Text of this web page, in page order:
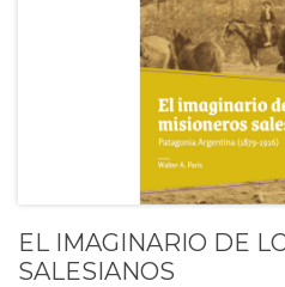
EL IMAGINARIO DE
SALESIANOS